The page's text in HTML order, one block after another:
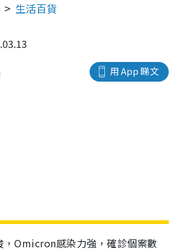
生活百貨
用 App 睇文
，Omicron感染力強，確診個案數